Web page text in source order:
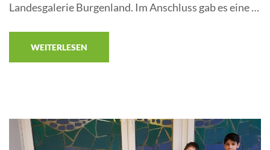
Landesgalerie Burgenland. Im Anschluss gab es eine …
WEITERLESEN